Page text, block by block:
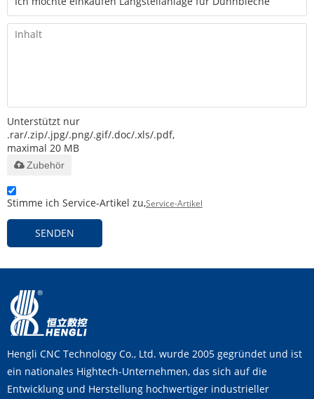
Unterstützt nur
.rar/.zip/.jpg/.png/.gif/.doc/.xls/.pdf,
maximal 20 MB
Zubehör
Stimme ich Service-Artikel zu,Service-Artikel
SENDEN
Hengli CNC Technology Co., Ltd. wurde 2005 gegründet und ist
ein nationales Hightech-Unternehmen, das sich auf die
Entwicklung und Herstellung hochwertiger industrieller